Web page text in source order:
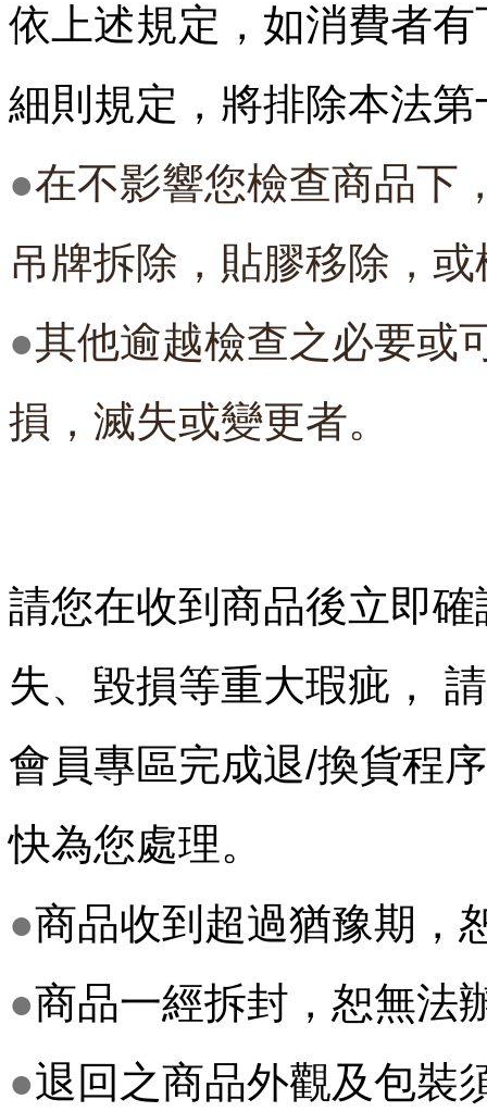
依上述規定， 如消費者
細則規定， 將排除本法
●在不影響您檢查商品下
吊牌拆除， 貼膠移除，
●其他逾越檢查之必要或
損， 滅失或變更者。
請您在收到商品後立即
失、 毀損等重大瑕疵，
會員專區完成退/換貨程
快為您處理。
●商品收到超過猶豫期，
●商品一經拆封，恕無法
●退回之商品外觀及包裝